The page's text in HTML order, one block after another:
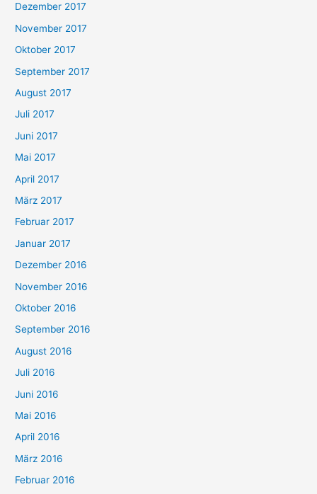
Dezember 2017
November 2017
Oktober 2017
September 2017
August 2017
Juli 2017
Juni 2017
Mai 2017
April 2017
März 2017
Februar 2017
Januar 2017
Dezember 2016
November 2016
Oktober 2016
September 2016
August 2016
Juli 2016
Juni 2016
Mai 2016
April 2016
März 2016
Februar 2016